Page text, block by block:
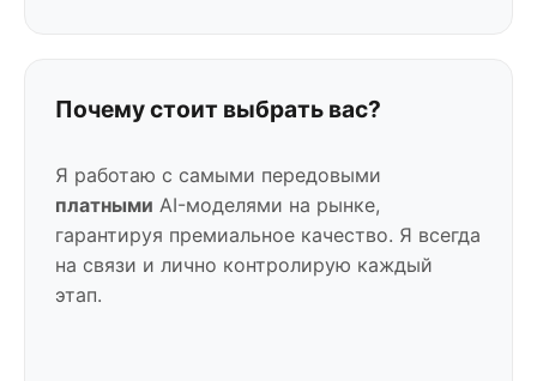
Почему стоит выбрать вас?
Я работаю с самыми передовыми
платными AI-моделями на рынке,
гарантируя премиальное качество. Я всегда
на связи и лично контролирую каждый
этап.